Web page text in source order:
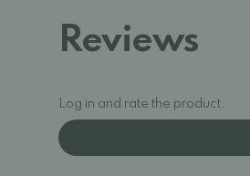
Reviews
Log in and rate the product.